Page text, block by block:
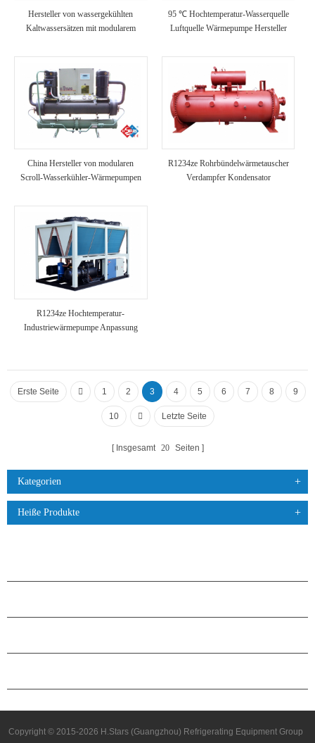
Hersteller von wassergekühlten
Kaltwassersätzen mit modularem
95 ℃ Hochtemperatur-Wasserquelle
Luftquelle Wärmepumpe Hersteller
China Hersteller von modularen
Scroll-Wasserkühler-Wärmepumpen
R1234ze Rohrbündelwärmetauscher
Verdampfer Kondensator
R1234ze Hochtemperatur-
Industriewärmepumpe Anpassung
Erste Seite 1 2 3 4 5 6 7 8 9
10 Letzte Seite
Insgesamt 20 Seiten
Kategorien
Heiße Produkte
Copyright © 2015-2026 H.Stars (Guangzhou) Refrigerating Equipment Group